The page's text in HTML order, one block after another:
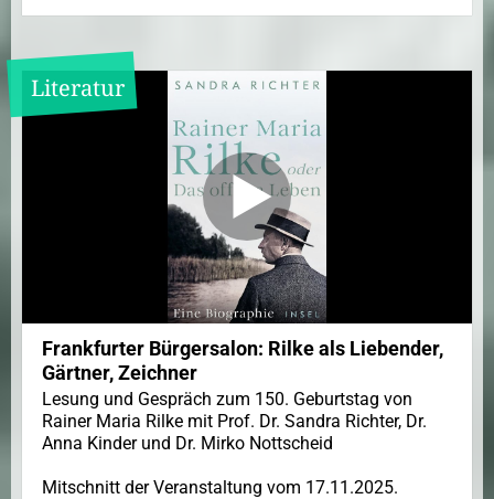
Literatur
Frankfurter Bürgersalon: Rilke als Liebender,
Gärtner, Zeichner
Lesung und Gespräch zum 150. Geburtstag von
Rainer Maria Rilke mit Prof. Dr. Sandra Richter, Dr.
Anna Kinder und Dr. Mirko Nottscheid
Mitschnitt der Veranstaltung vom 17.11.2025.